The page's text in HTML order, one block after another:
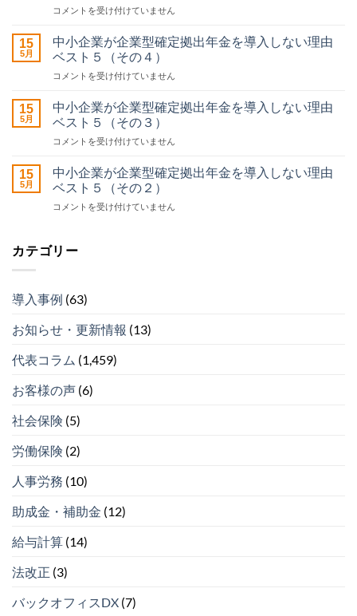
東
ベ
イ
【障
害
金】
申
サ
ー
ト
ン
運
始
は
コメントを受け付けていません
15
5月
中小企業が企業型確定拠出年金を導入しない理由
ベスト５（その４）
中
企
業
企
型
確
拠
金
入
し
い
由
ス
５
（そ
４）
コメントを受け付けていません
15
5月
中小企業が企業型確定拠出年金を導入しない理由
ベスト５（その３）
中
企
業
企
確
年
を
入
な
い
由
ス
５
３）
コメントを受け付けていません
15
5月
中小企業が企業型確定拠出年金を導入しない理由
ベスト５（その２）
中
業
が
型
定
出
年
を
入
な
理
由
５
の
は
コメントを受け付けていません
カテゴリー
導入事例 (63)
お知らせ・更新情報 (13)
代表コラム (1,459)
お客様の声 (6)
社会保険 (5)
労働保険 (2)
人事労務 (10)
助成金・補助金 (12)
給与計算 (14)
法改正 (3)
バックオフィスDX (7)